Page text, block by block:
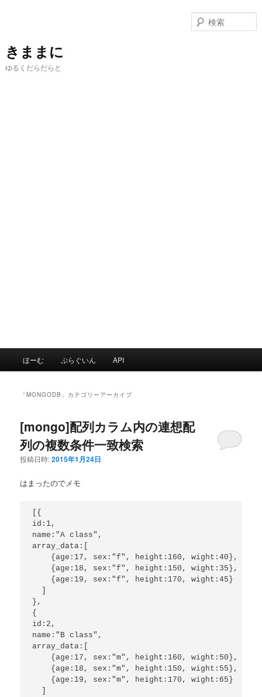
ン
テ
テ
ン
きままに
ゆるくだらだらと
ほーむ ぷらぐいん API
「MONGODB 」カテゴリーアーカイブ
[mongo]配列カラム内の連想配
列の複数条件一致検索
投稿日時:2015年1月24日
はまったのでメモ
[{
id:1,
name:"A class",
array_data:[
    {age:17, sex:"f", height:160, wight:40},
    {age:18, sex:"f", height:150, wight:35},
    {age:19, sex:"f", height:170, wight:45}
},
{
id:2,
name:"B class",
array_data:[
    {age:17, sex:"m", height:160, wight:50},
    {age:18, sex:"m", height:150, wight:55},
    {age:19, sex:"m", height:170, wight:65}